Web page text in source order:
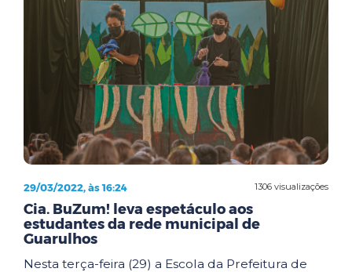
1306 visualizações
29/03/2022, às 16:24
Cia. BuZum! leva espetáculo aos
estudantes da rede municipal de
Guarulhos
Nesta terça-feira (29) a Escola da Prefeitura de